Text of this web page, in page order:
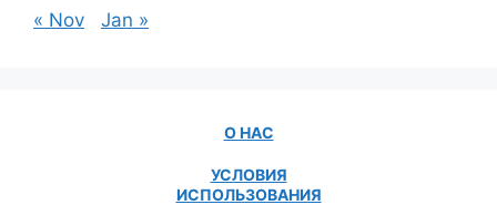
« Nov Jan »
О НАС
УСЛОВИЯ
ИСПОЛЬЗОВАНИЯ